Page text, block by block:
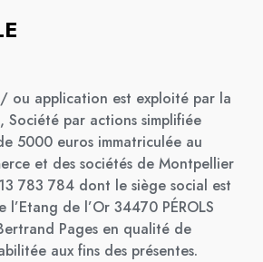
ou application est exploité par la
Société par actions simplifiée
5000 euros immatriculée au
et des sociétés de Montpellier
783 784 dont le siège social est
l’Etang de l’Or 34470 PÉROLS
Pages en qualité de
aux fins des présentes.